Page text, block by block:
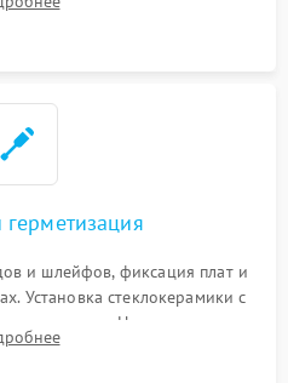
и замена поврежденной
и шлейфов, фиксация плат и
Установка стеклокерамики с
зазоров. Нанесение
или укладка уплотнительной